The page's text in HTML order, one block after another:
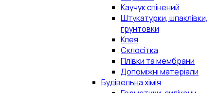
Каучук спінений
Штукатурки, шпаклівки,
грунтовки
Клея
Склосітка
Плівки та мембрани
Допоміжні матеріали
Будівельна хімія